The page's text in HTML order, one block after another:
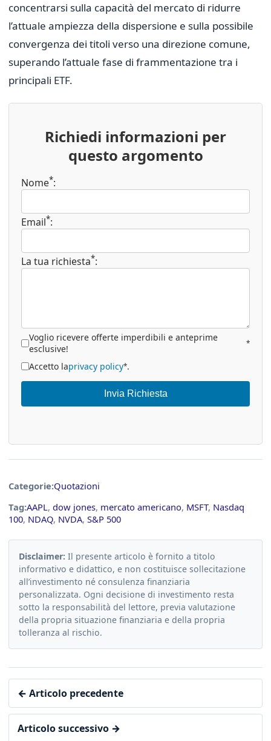
concentrarsi sulla capacità del mercato di ridurre
l’attuale ampiezza della dispersione e sulla possibile
convergenza dei titoli verso una direzione comune,
superando l’attuale fase di frammentazione tra i
principali ETF.
Richiedi informazioni per
questo argomento
Nome*:
Email*:
La tua richiesta*:
Voglio ricevere offerte imperdibili e anteprime
esclusive!
*
Accetto laprivacy policy*.
Invia Richiesta
Categorie:Quotazioni
Tag:AAPL, dow jones, mercato americano, MSFT, Nasdaq
100, NDAQ, NVDA, S&P 500
Disclaimer: Il presente articolo è fornito a titolo
informativo e didattico, e non costituisce sollecitazione
all’investimento né consulenza finanziaria
personalizzata. Ogni decisione di investimento resta
sotto la responsabilità del lettore, previa valutazione
della propria situazione finanziaria e della propria
tolleranza al rischio.
← Articolo precedente
Articolo successivo →